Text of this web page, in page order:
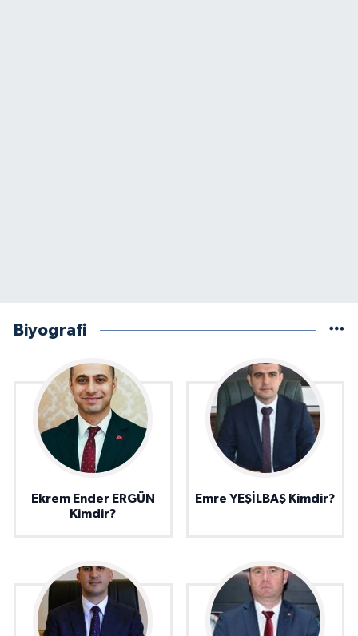
Biyografi
Ekrem Ender ERGÜN
Kimdir?
Emre YEŞİLBAŞ Kimdir?